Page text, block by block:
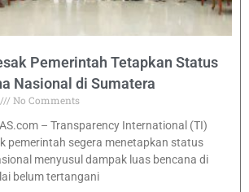
Pemerintah Tetapkan Status
Nasional di Sumatera
No Comments
– Transparency International (TI)
pemerintah segera menetapkan status
menyusul dampak luas bencana di
belum tertangani